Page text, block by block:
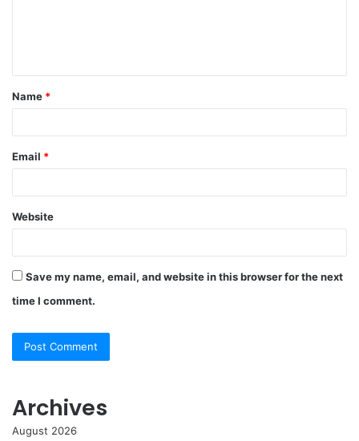
t
*
Name *
Email *
Website
Save my name, email, and website in this browser for the next
time I comment.
Archives
August 2026